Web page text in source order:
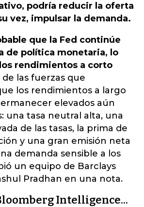
podría reducir la oferta
vez, impulsar la demanda.
que la Fed continúe
de política monetaria, lo
rendimientos a corto
de las fuerzas que
los rendimientos a largo
elevados aún
una tasa neutral alta, una
de las tasas, la prima de
y una gran emisión neta
demanda sensible a los
un equipo de Barclays
Pradhan en una nota.
Intelligence...